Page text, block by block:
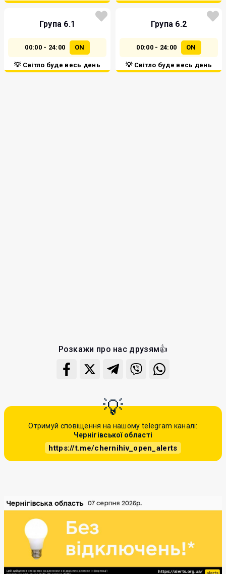
Група 6.1
00:00 - 24:00 ON
💡 Світло буде весь день
Група 6.2
00:00 - 24:00 ON
💡 Світло буде весь день
Розкажи про нас друзям👍
Отримуй сповіщення на нашому telegram каналі:
Чернігівської області
https://t.me/chernihiv_open_alerts